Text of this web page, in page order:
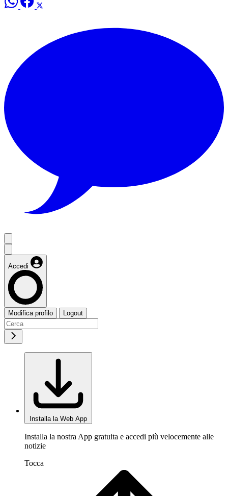
Accedi
Modifica profilo Logout
Installa la Web App
Installa la nostra App gratuita e accedi più velocemente alle
notizie
Tocca